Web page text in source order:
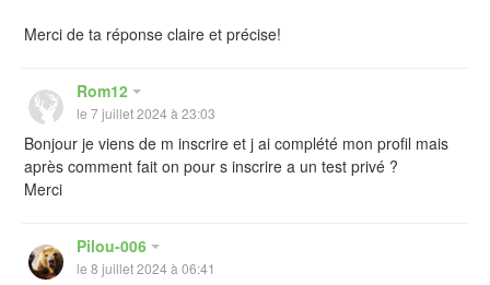
Merci de ta réponse claire et précise!
Rom12
le 7 juillet 2024 à 23:03
Bonjour je viens de m inscrire et j ai complété mon profil mais
après comment fait on pour s inscrire a un test privé ?
Merci
Pilou-006
le 8 juillet 2024 à 06:41